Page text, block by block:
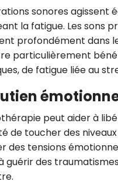
sonores agissent
la fatigue. Les sons
profondément dans
particulièrement
de fatigue liée au
peut aider à
de toucher des
des tensions
guérir des